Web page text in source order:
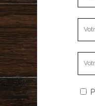
mail